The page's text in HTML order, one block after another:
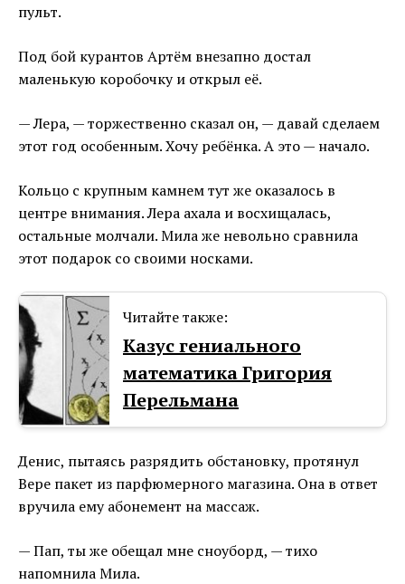
пульт.
Под бой курантов Артём внезапно достал
маленькую коробочку и открыл её.
— Лера, — торжественно сказал он, — давай сделаем
этот год особенным. Хочу ребёнка. А это — начало.
Кольцо с крупным камнем тут же оказалось в
центре внимания. Лера ахала и восхищалась,
остальные молчали. Мила же невольно сравнила
этот подарок со своими носками.
Читайте также:
Казус гениального
математика Григория
Перельмана
Денис, пытаясь разрядить обстановку, протянул
Вере пакет из парфюмерного магазина. Она в ответ
вручила ему абонемент на массаж.
— Пап, ты же обещал мне сноуборд, — тихо
напомнила Мила.